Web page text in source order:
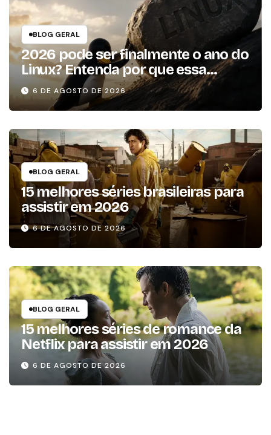
BLOG GERAL
2026 pode ser finalmente o ano do
Linux? Entenda por que essa
previsão voltou à tona
6 DE AGOSTO DE 2026
BLOG GERAL
15 melhores séries brasileiras para
assistir em 2026
6 DE AGOSTO DE 2026
BLOG GERAL
15 melhores séries de romance da
Netflix para assistir em 2026
6 DE AGOSTO DE 2026